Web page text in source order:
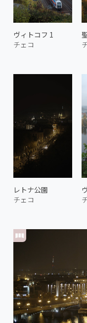
ヴィトコフ 1
チェコ
レトナ公園
チェコ